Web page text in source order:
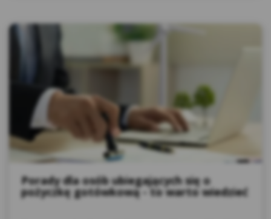
Porady dla osób ubiegających się o
pożyczkę gotówkową - to warto wiedzieć